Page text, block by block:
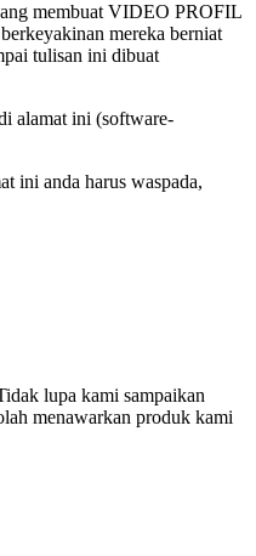
membuat VIDEO PROFIL
mereka berniat
tulisan ini dibuat
alamat ini (software-
ini anda harus waspada,
lupa kami sampaikan
menawarkan produk kami